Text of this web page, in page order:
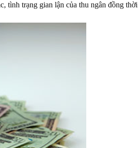
tình trạng gian lận của thu ngân đồng thời